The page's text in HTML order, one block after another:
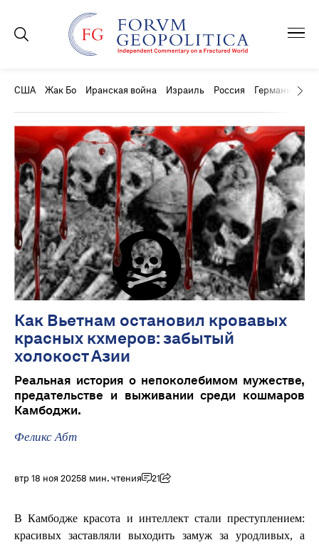
США Жак Бо Иранская война Израиль Россия Германия
Как Вьетнам остановил кровавых
красных кхмеров: забытый
холокост Азии
Реальная история о непоколебимом мужестве,
предательстве и выживании среди кошмаров
Камбоджи.
Феликс Абт
втр 18 ноя 20258 мин. чтения 21
В Камбодже красота и интеллект стали преступлением:
красивых заставляли выходить замуж за уродливых, а